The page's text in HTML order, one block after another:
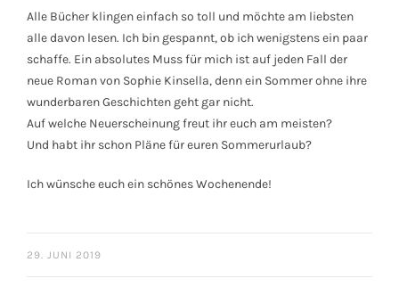
Alle Bücher klingen einfach so toll und möchte am liebsten
alle davon lesen. Ich bin gespannt, ob ich wenigstens ein paar
schaffe. Ein absolutes Muss für mich ist auf jeden Fall der
neue Roman von Sophie Kinsella, denn ein Sommer ohne ihre
wunderbaren Geschichten geht gar nicht.
Auf welche Neuerscheinung freut ihr euch am meisten?
Und habt ihr schon Pläne für euren Sommerurlaub?
Ich wünsche euch ein schönes Wochenende!
29. JUNI 2019